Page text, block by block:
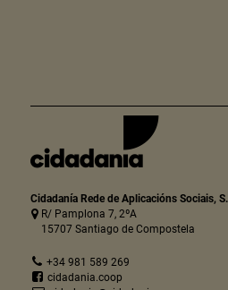
Cidadanía Rede de Aplicacións Sociais,
R/ Pamplona 7, 2ºA
15707 Santiago de Compostela
+34 981 589 269
cidadania.coop